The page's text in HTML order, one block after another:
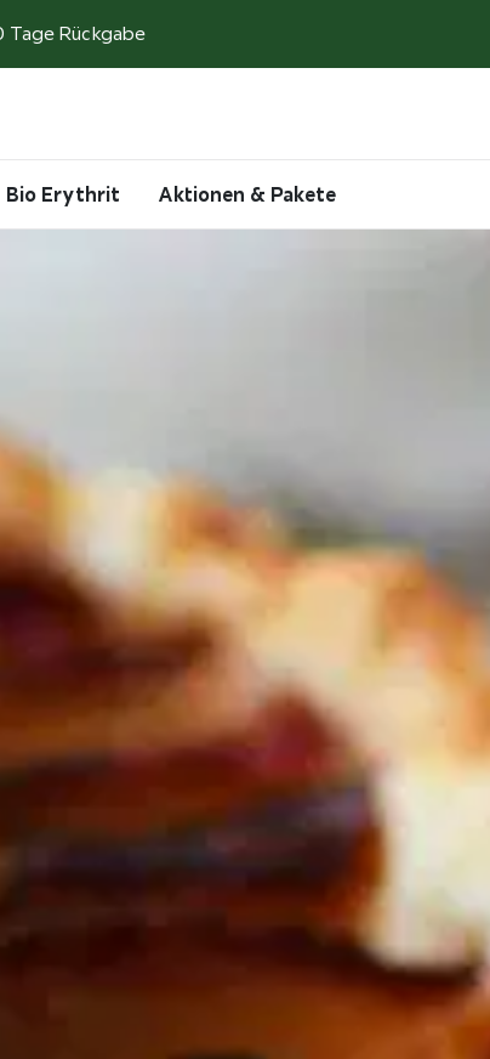
Tage Rückgabe
Bio Erythrit Aktionen & Pakete